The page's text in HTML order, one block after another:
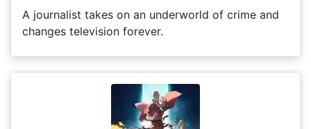
A journalist takes on an underworld of crime and
changes television forever.